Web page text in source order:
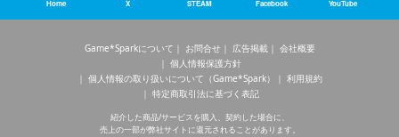
Home X STEAM Facebook YouTube
Game*Sparkについて お問合せ 広告掲載
会社概要
個人情報保護方針
個人情報の取り扱いについて（Game*Spark）
利用規約
特定商取引法に基づく表記
紹介した商品/サービスを購入、契約した場合に、
売上の一部が弊社サイトに還元されることがあります。